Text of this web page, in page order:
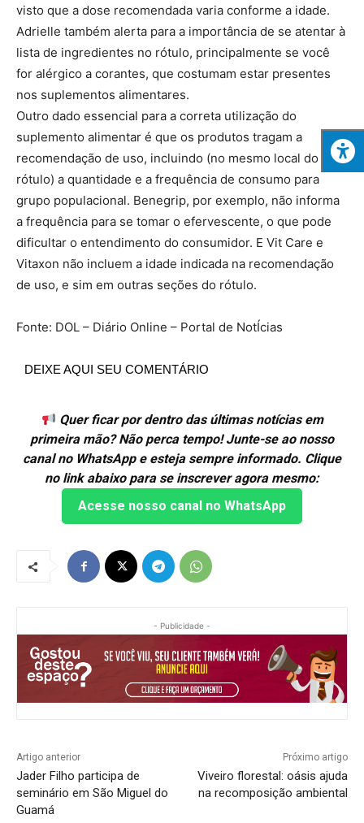
visto que a dose recomendada varia conforme a idade.
Adrielle também alerta para a importância de se atentar à
lista de ingredientes no rótulo, principalmente se você
for alérgico a corantes, que costumam estar presentes
nos suplementos alimentares.
Outro dado essencial para a correta utilização do
suplemento alimentar é que os produtos tragam a
recomendação de uso, incluindo (no mesmo local do
rótulo) a quantidade e a frequência de consumo para
grupo populacional. Benegrip, por exemplo, não informa
a frequência para se tomar o efervescente, o que pode
dificultar o entendimento do consumidor. E Vit Care e
Vitaxon não incluem a idade indicada na recomendação
de uso, e sim em outras seções do rótulo.
Fonte: DOL – Diário Online – Portal de NotÍcias
DEIXE AQUI SEU COMENTÁRIO
Quer ficar por dentro das últimas notícias em
primeira mão? Não perca tempo! Junte-se ao nosso
canal no WhatsApp e esteja sempre informado. Clique
no link abaixo para se inscrever agora mesmo:
Acesse nosso canal no WhatsApp
- Publicidade -
Artigo anterior
Jader Filho participa de
seminário em São Miguel do
Guamá
Próximo artigo
Viveiro florestal: oásis ajuda
na recomposição ambiental